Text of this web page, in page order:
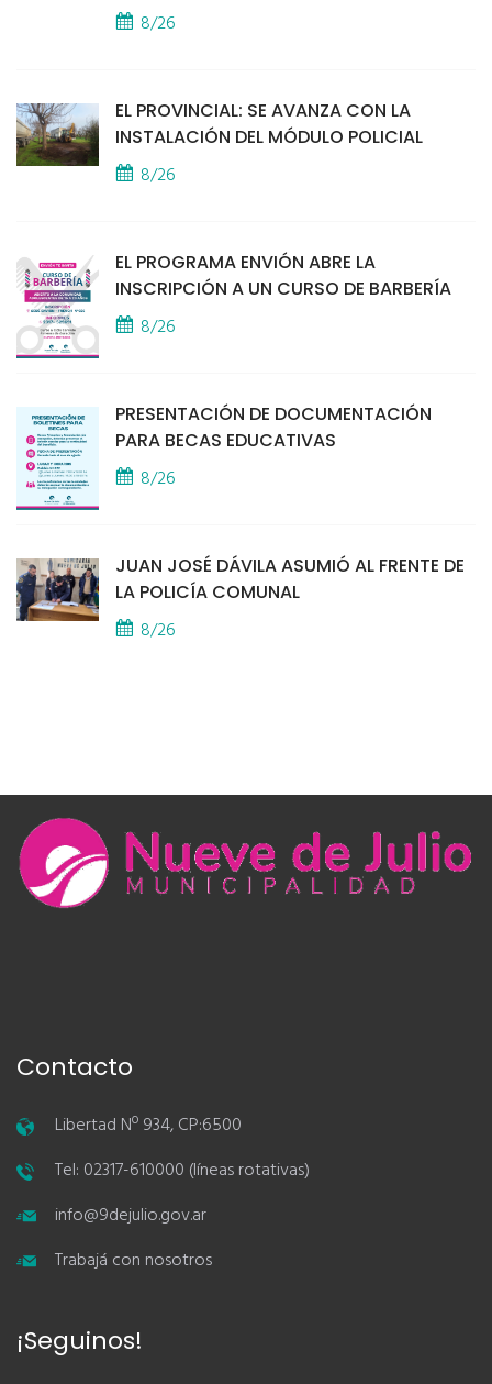
8/26
EL PROVINCIAL: SE AVANZA CON LA
INSTALACIÓN DEL MÓDULO POLICIAL
8/26
EL PROGRAMA ENVIÓN ABRE LA
INSCRIPCIÓN A UN CURSO DE BARBERÍA
8/26
PRESENTACIÓN DE DOCUMENTACIÓN
PARA BECAS EDUCATIVAS
8/26
JUAN JOSÉ DÁVILA ASUMIÓ AL FRENTE DE
LA POLICÍA COMUNAL
8/26
Contacto
Libertad Nº 934, CP:6500
Tel: 02317-610000 (líneas rotativas)
info@9dejulio.gov.ar
Trabajá con nosotros
¡Seguinos!